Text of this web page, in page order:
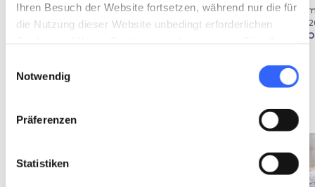
Ihren Besuch der Website fortsetzen, während nur die für
die Nutzung dieser Website unbedingt erforderlichen
Zustimmung.
Notwendig
Präferenzen
Statistiken
Vom 03 Aug. 2026 bis 10. Aug.
2026
Am 2. Juli und am 16. August
in Siena
in
Ansehen auf der Karte
favorite_border